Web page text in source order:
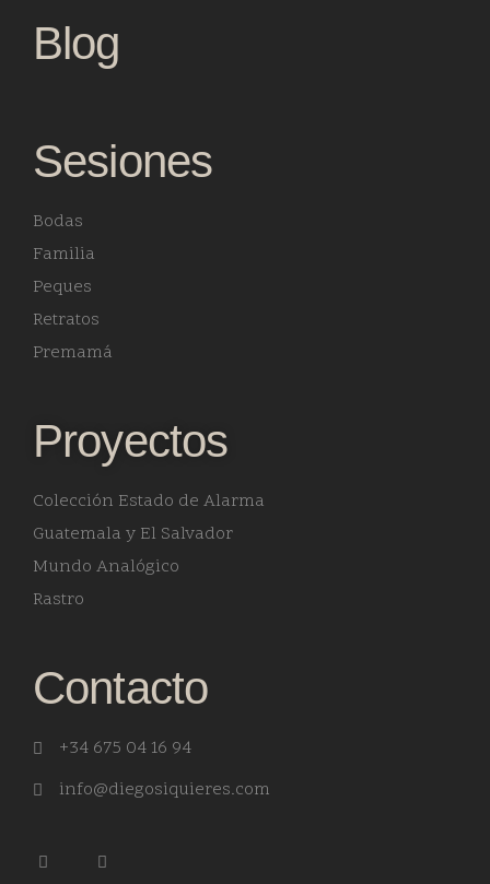
Blog
Sesiones
Bodas
Familia
Peques
Retratos
Premamá
Proyectos
Colección Estado de Alarma
Guatemala y El Salvador
Mundo Analógico
Rastro
Contacto
+34 675 04 16 94
info@diegosiquieres.com